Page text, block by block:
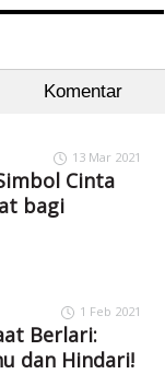
Komentar
13 Mar 2021
Cinta
bagi
1 Feb 2021
Berlari:
dan Hindari!